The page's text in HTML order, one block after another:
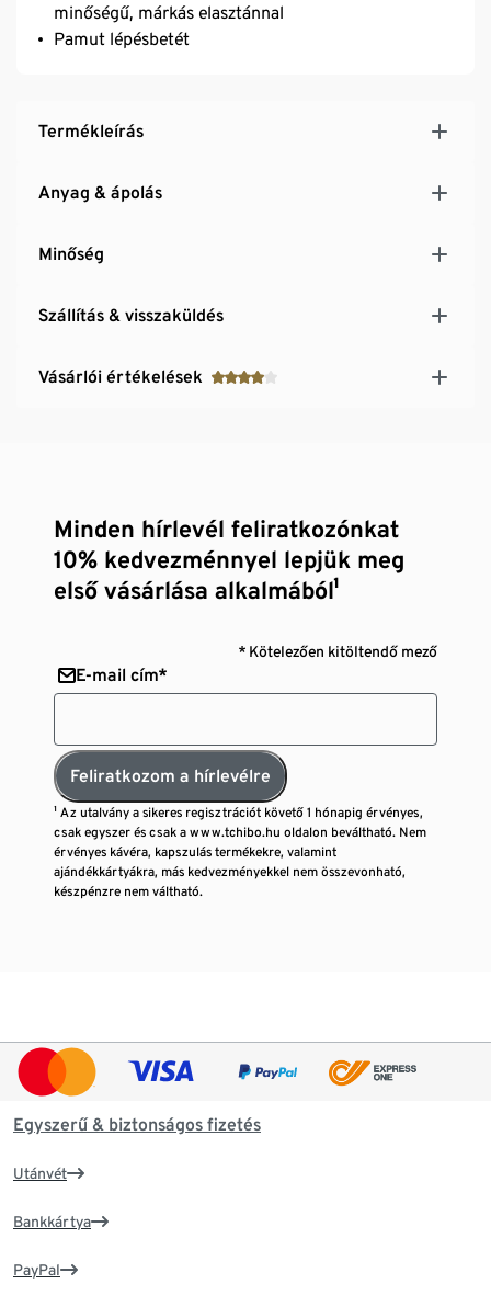
minőségű, márkás elasztánnal
Pamut lépésbetét
Termékleírás
Anyag & ápolás
Minőség
Szállítás & visszaküldés
Vásárlói értékelések
Minden hírlevél feliratkozónkat
10% kedvezménnyel lepjük meg
első vásárlása alkalmából¹
* Kötelezően kitöltendő mező
E-mail cím*
Feliratkozom a hírlevélre
¹ Az utalvány a sikeres regisztrációt követő 1 hónapig érvényes,
csak egyszer és csak a www.tchibo.hu oldalon beváltható. Nem
érvényes kávéra, kapszulás termékekre, valamint
ajándékkártyákra, más kedvezményekkel nem összevonható,
készpénzre nem váltható.
Egyszerű & biztonságos fizetés
Utánvét
Bankkártya
PayPal